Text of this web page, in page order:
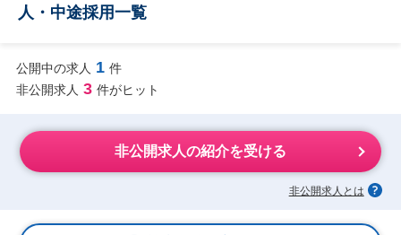
人・中途採用一覧
公開中の求人 1 件
非公開求人 3 件がヒット
非公開求人の紹介を受ける
非公開求人とは